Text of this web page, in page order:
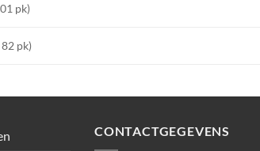
pk)
pk)
CONTACTGEGEVENS